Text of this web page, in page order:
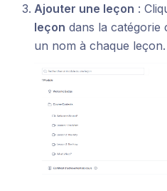
Ajouter une leçon :
leçon dans la catégorie
un nom à chaque leçon.